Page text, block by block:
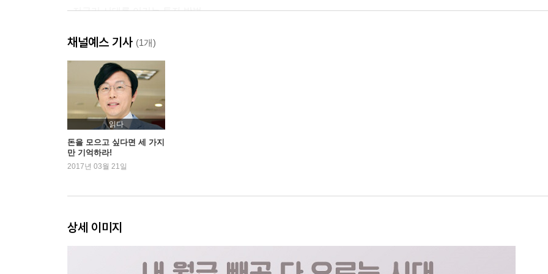
· 저금리 시대를 이기는 투자 방법
· 너무 적은 소비는 재테크의 적이다
· 지나친 절약이 갖는 세 가지 문제점
· 경험 계좌를 채워라
· 제2직업을 준비하는 사람들
4. 나에게 꼭 맞는 머니탱크부터 만들라
· 필요 자금에 맞는 머니탱크 만들기
5. 시간이 돈이다! 진짜 지체 비용 줄이기
· 현재 가치를 이해하면 투자가 쉬워진다
· 지체 비용이 발생하면 이익은 감소한다
· 주택의 골든타임 공식
· 노후 준비의 골든타임 공식
· 교육 자금의 골든타임 공식
채널예스 기사 (1개)
읽다
돈을 모으고 싶다면 세 가지
만 기억하라!
2017년 03월 21일
상세 이미지